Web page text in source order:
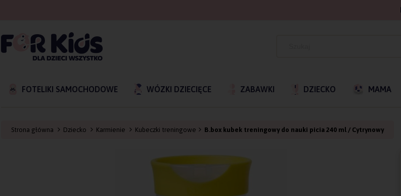
FOTELIKI SAMOCHODOWE WÓZKI DZIECIĘCE ZABAWKI DZIECKO MAMA
Strona główna Dziecko Karmienie Kubeczki treningowe B.box kubek treningowy do nauki picia 240 ml / Cytrynowy